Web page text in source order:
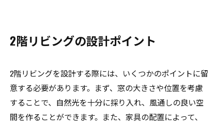
2階リビングの設計ポイント
2階リビングを設計する際には、いくつかのポイントに留
意する必要があります。まず、窓の大きさや位置を考慮
することで、自然光を十分に採り入れ、風通しの良い空
間を作ることができます。また、家具の配置によって、